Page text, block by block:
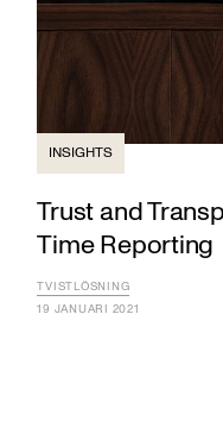
INSIGHTS
Trust and
Time Reporting
TVISTLÖSNING
19 JANUARI 2021